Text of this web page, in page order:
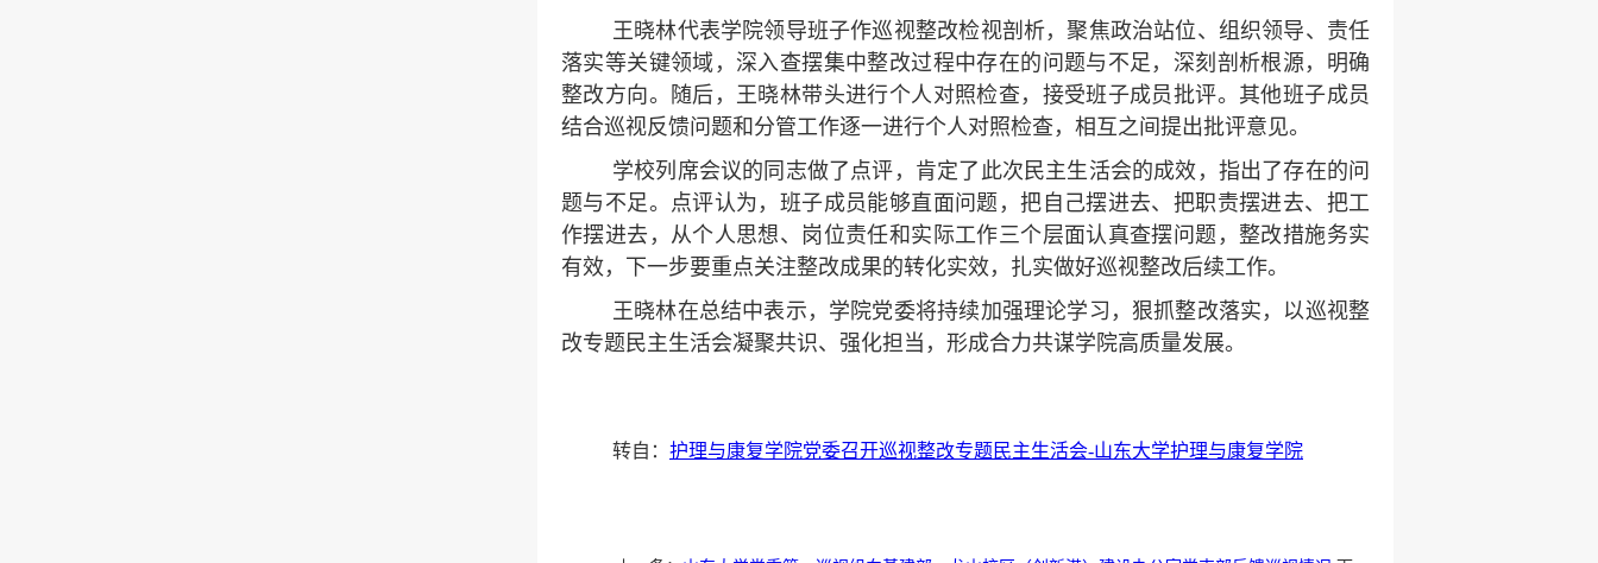
王晓林代表学院领导班子作巡视整改检视剖析，聚焦政治站位、组织领导、责任
落实等关键领域，深入查摆集中整改过程中存在的问题与不足，深刻剖析根源，明确
整改方向。随后，王晓林带头进行个人对照检查，接受班子成员批评。其他班子成员
结合巡视反馈问题和分管工作逐一进行个人对照检查，相互之间提出批评意见。
学校列席会议的同志做了点评，肯定了此次民主生活会的成效，指出了存在的问
题与不足。点评认为，班子成员能够直面问题，把自己摆进去、把职责摆进去、把工
作摆进去，从个人思想、岗位责任和实际工作三个层面认真查摆问题，整改措施务实
有效，下一步要重点关注整改成果的转化实效，扎实做好巡视整改后续工作。
王晓林在总结中表示，学院党委将持续加强理论学习，狠抓整改落实，以巡视整
改专题民主生活会凝聚共识、强化担当，形成合力共谋学院高质量发展。
转自： 护理与康复学院党委召开巡视整改专题民主生活会-山东大学护理与康复学院